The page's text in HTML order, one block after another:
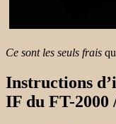
Ce sont les seuls frais
Instructions
IF du FT-2000